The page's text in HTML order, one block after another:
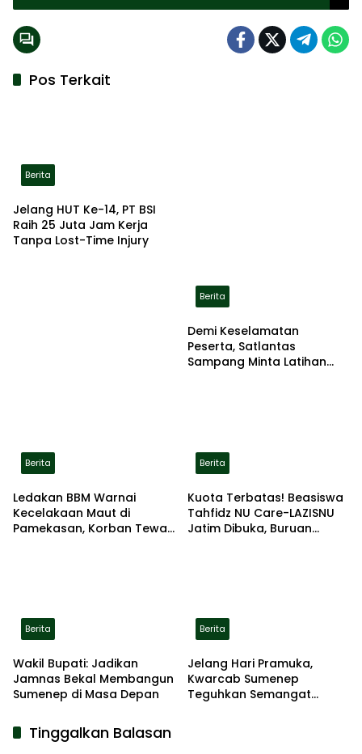
Pos Terkait
Berita
Jelang HUT Ke-14, PT BSI
Raih 25 Juta Jam Kerja
Tanpa Lost-Time Injury
Berita
Demi Keselamatan
Peserta, Satlantas
Sampang Minta Latihan
Berita
Ledakan BBM Warnai
Kecelakaan Maut di
Pamekasan, Korban Tewas
Berita
Kuota Terbatas! Beasiswa
Tahfidz NU Care-LAZISNU
Jatim Dibuka, Buruan
Berita
Wakil Bupati: Jadikan
Jamnas Bekal Membangun
Sumenep di Masa Depan
Berita
Jelang Hari Pramuka,
Kwarcab Sumenep
Teguhkan Semangat
Tinggalkan Balasan